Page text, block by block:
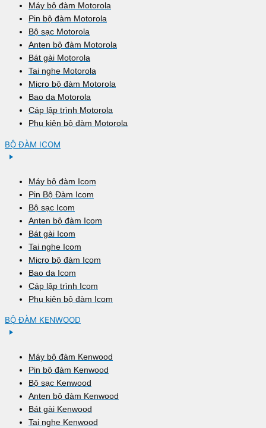
Máy bộ đàm Motorola
Pin bộ đàm Motorola
Bộ sạc Motorola
Anten bộ đàm Motorola
Bát gài Motorola
Tai nghe Motorola
Micro bộ đàm Motorola
Bao da Motorola
Cáp lập trình Motorola
Phụ kiện bộ đàm Motorola
BỘ ĐÀM ICOM
Máy bộ đàm Icom
Pin Bộ Đàm Icom
Bộ sạc Icom
Anten bộ đàm Icom
Bát gài Icom
Tai nghe Icom
Micro bộ đàm Icom
Bao da Icom
Cáp lập trình Icom
Phụ kiện bộ đàm Icom
BỘ ĐÀM KENWOOD
Máy bộ đàm Kenwood
Pin bộ đàm Kenwood
Bộ sạc Kenwood
Anten bộ đàm Kenwood
Bát gài Kenwood
Tai nghe Kenwood